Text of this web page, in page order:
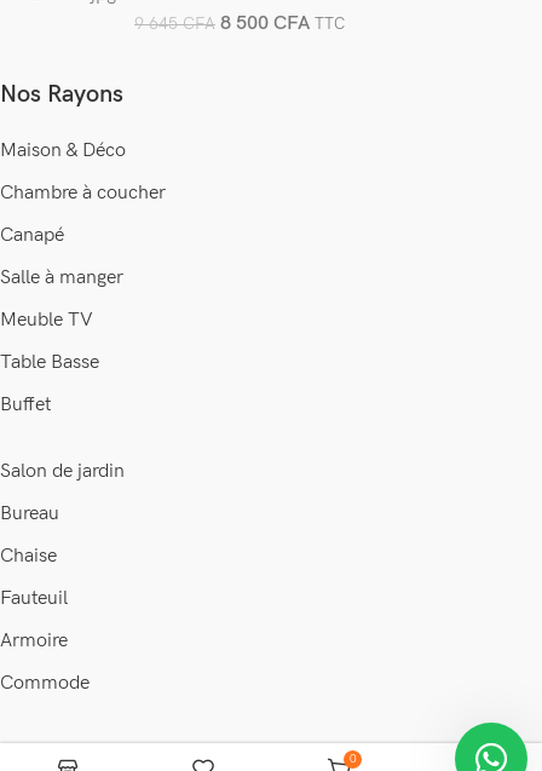
9 645CFA 8 500CFA TTC
Nos Rayons
Maison & Déco
Chambre à coucher
Canapé
Salle à manger
Meuble TV
Table Basse
Buffet
Salon de jardin
Bureau
Chaise
Fauteuil
Armoire
Commode
© 2026 • Maison & déco • Discount Ivoire
0